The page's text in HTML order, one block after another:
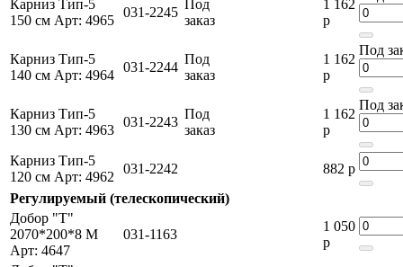
Карниз Тип-5
150 см Арт: 4965
031-2245
Под
заказ
1 162
р
Карниз Тип-5
140 см Арт: 4964
031-2244
Под
заказ
1 162
р
Под
Карниз Тип-5
130 см Арт: 4963
031-2243
Под
заказ
1 162
р
Под
Карниз Тип-5
120 см Арт: 4962
031-2242
882 р
Регулируемый (телескопический)
Добор "Т"
2070*200*8 М
Арт: 4647
031-1163
1 050
р